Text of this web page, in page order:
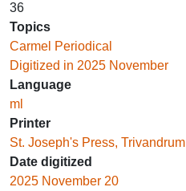
36
Topics
Carmel Periodical
Digitized in 2025 November
Language
ml
Printer
St. Joseph's Press, Trivandrum
Date digitized
2025 November 20